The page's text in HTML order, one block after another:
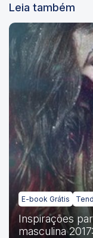
Leia também
E-book Grátis
Inspirações
masculina